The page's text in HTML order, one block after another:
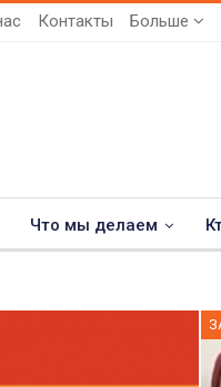
Контакты Больше
Что мы делаем